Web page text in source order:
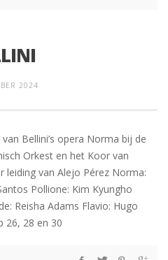
2024
Bellini’s opera Norma bij de
Orkest en het Koor van
leiding van Alejo Pérez Norma:
Pollione: Kim Kyungho
Reisha Adams Flavio: Hugo
26, 28 en 30